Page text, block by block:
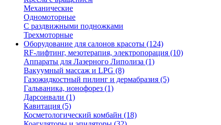
Механические
Одномоторные
С раздвижными подножками
Трехмоторные
Оборудование для салонов красоты (124)
RF-лифтинг, мезотерапия, электропорация (10)
Аппараты для Лазерного Липолиза (1)
Вакуумный массаж и LPG (8)
Газожидкостный пилинг и дермабразия (5)
Гальваника, ионофорез (1)
Дарсонвали (1)
Кавитация (5)
Коcметологический комбайн (18)